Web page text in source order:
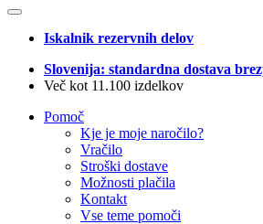
Iskalnik rezervnih delov
Slovenija: standardna dostava
Več kot 11.100 izdelkov
Pomoč
Kje je moje naročilo?
Vračilo
Stroški dostave
Možnosti plačila
Kontakt
Vse teme pomoči